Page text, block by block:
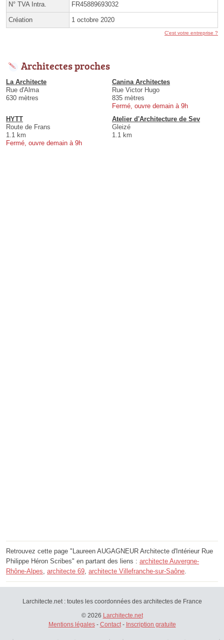
N° TVA Intra. FR45889693032
Création 1 octobre 2020
C'est votre entreprise ?
Architectes proches
La Architecte
Rue d'Alma
630 mètres
Canina Architectes
Rue Victor Hugo
835 mètres
Fermé, ouvre demain à 9h
HYTT
Route de Frans
1.1 km
Fermé, ouvre demain à 9h
Atelier d'Architecture de Sev
Gleizé
1.1 km
Retrouvez cette page "Laureen AUGAGNEUR Architecte d'Intérieur Rue
Philippe Héron Scribes" en partant des liens : architecte Auvergne-
Rhône-Alpes, architecte 69, architecte Villefranche-sur-Saône.
Larchitecte.net : toutes les coordonnées des architectes de France
© 2026 Larchitecte.net
Mentions légales- Contact- Inscription gratuite